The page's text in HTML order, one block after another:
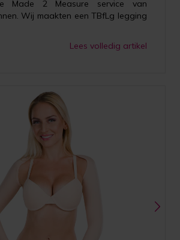
Made 2 Measure service van
Wij maakten een TBfLg legging
Lees volledig artikel